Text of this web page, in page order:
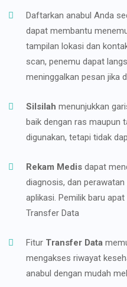
Daftarkan anabul Anda
dapat membantu
tampilan lokasi dan
scan, penemu dapat
meninggalkan pesan jika
Silsilah menunjukkan
baik dengan ras maupun
digunakan, tetapi tidak
Rekam Medis dapat
diagnosis, dan
aplikasi. Pemilik baru
Transfer Data
Fitur Transfer Data
mengakses riwayat
anabul dengan mudah